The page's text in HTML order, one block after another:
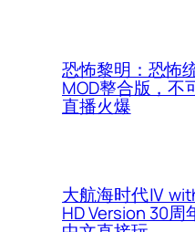
恐怖黎明：恐怖
MOD整合版，不
直播火爆
大航海时代Ⅳ
HD Version 30周